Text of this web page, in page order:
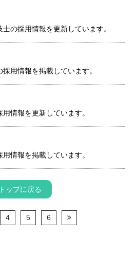
士の採用情報を更新しています。
採用情報を掲載しています。
情報を更新しています。
情報を掲載しています。
トップに戻る
4 5 6